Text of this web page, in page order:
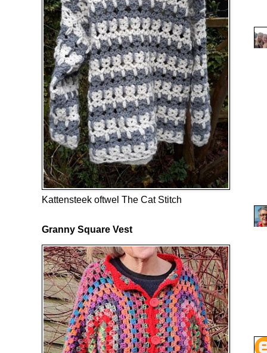
Kattensteek oftwel The Cat Stitch
Granny Square Vest